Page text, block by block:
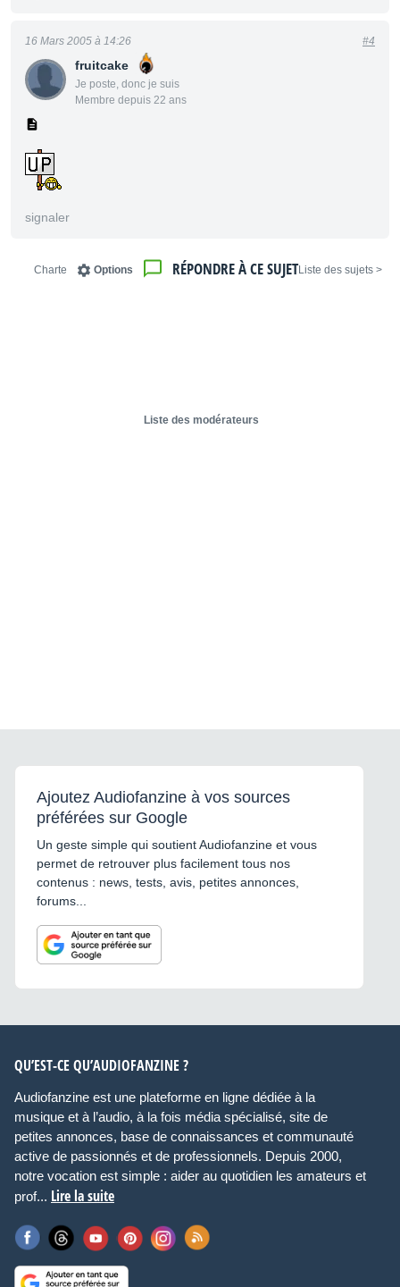
fruitcake
Je poste, donc je suis
Membre depuis 22 ans
16 Mars 2005 à 14:26 #4
signaler
< Liste des sujets
RÉPONDRE À CE SUJET
Options
Charte
Liste des modérateurs
Ajoutez Audiofanzine à vos sources
préférées sur Google
Un geste simple qui soutient Audiofanzine et vous
permet de retrouver plus facilement tous nos
contenus : news, tests, avis, petites annonces,
forums...
QU’EST-CE QU’AUDIOFANZINE ?
Audiofanzine est une plateforme en ligne dédiée à la
musique et à l’audio, à la fois média spécialisé, site de
petites annonces, base de connaissances et communauté
active de passionnés et de professionnels. Depuis 2000,
notre vocation est simple : aider au quotidien les amateurs et
prof... Lire la suite